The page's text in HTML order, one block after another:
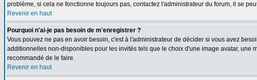
problème, si cela ne fonctionne toujours pas, contactez l'administrateur du forum, il se
Revenir en haut
Pourquoi n'ai-je pas besoin de m'enregistrer ?
Vous pouvez ne pas en avoir besoin, c'est à l'administrateur de décider si vous avez
additionnelles non-disponibles pour les invités tels que le choix d'une image avatar,
recommandé de le faire.
Revenir en haut